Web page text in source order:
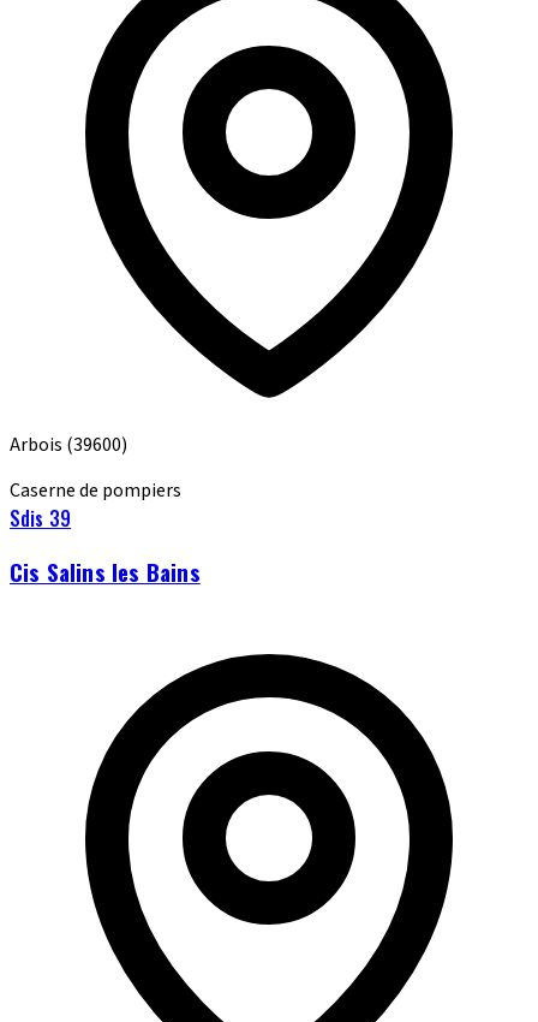
Arbois (39600)
Caserne de pompiers
Sdis 39
Cis Salins les Bains